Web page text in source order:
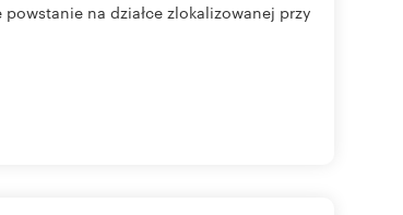
na działce zlokalizowanej przy